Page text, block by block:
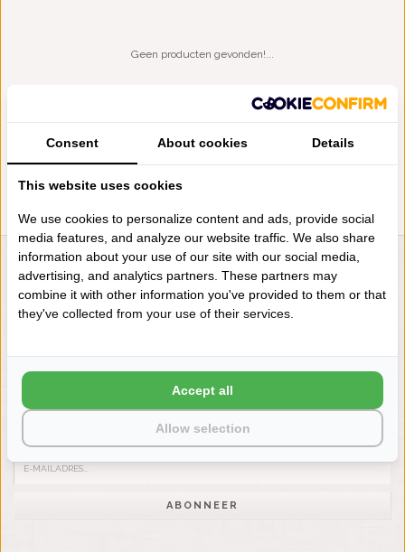
Geen producten gevonden!...
LIENSLINNENWINKEL.NL
VRAGEN? BEL DAN
+31 (0) 575 511817
Wilt u op de hoogte blijven?
Word lid van onze mailinglijst:
ABONNEER
Consent About cookies Details
This website uses cookies
We use cookies to personalize content and ads, provide social
media features, and analyze our website traffic. We also share
information about your use of our site with our social media,
advertising, and analytics partners. These partners may
combine it with other information you've provided to them or that
they've collected from your use of their services.
Allow selection
Accept all